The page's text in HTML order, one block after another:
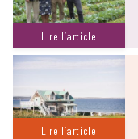
Lire l’article
Lire l’article